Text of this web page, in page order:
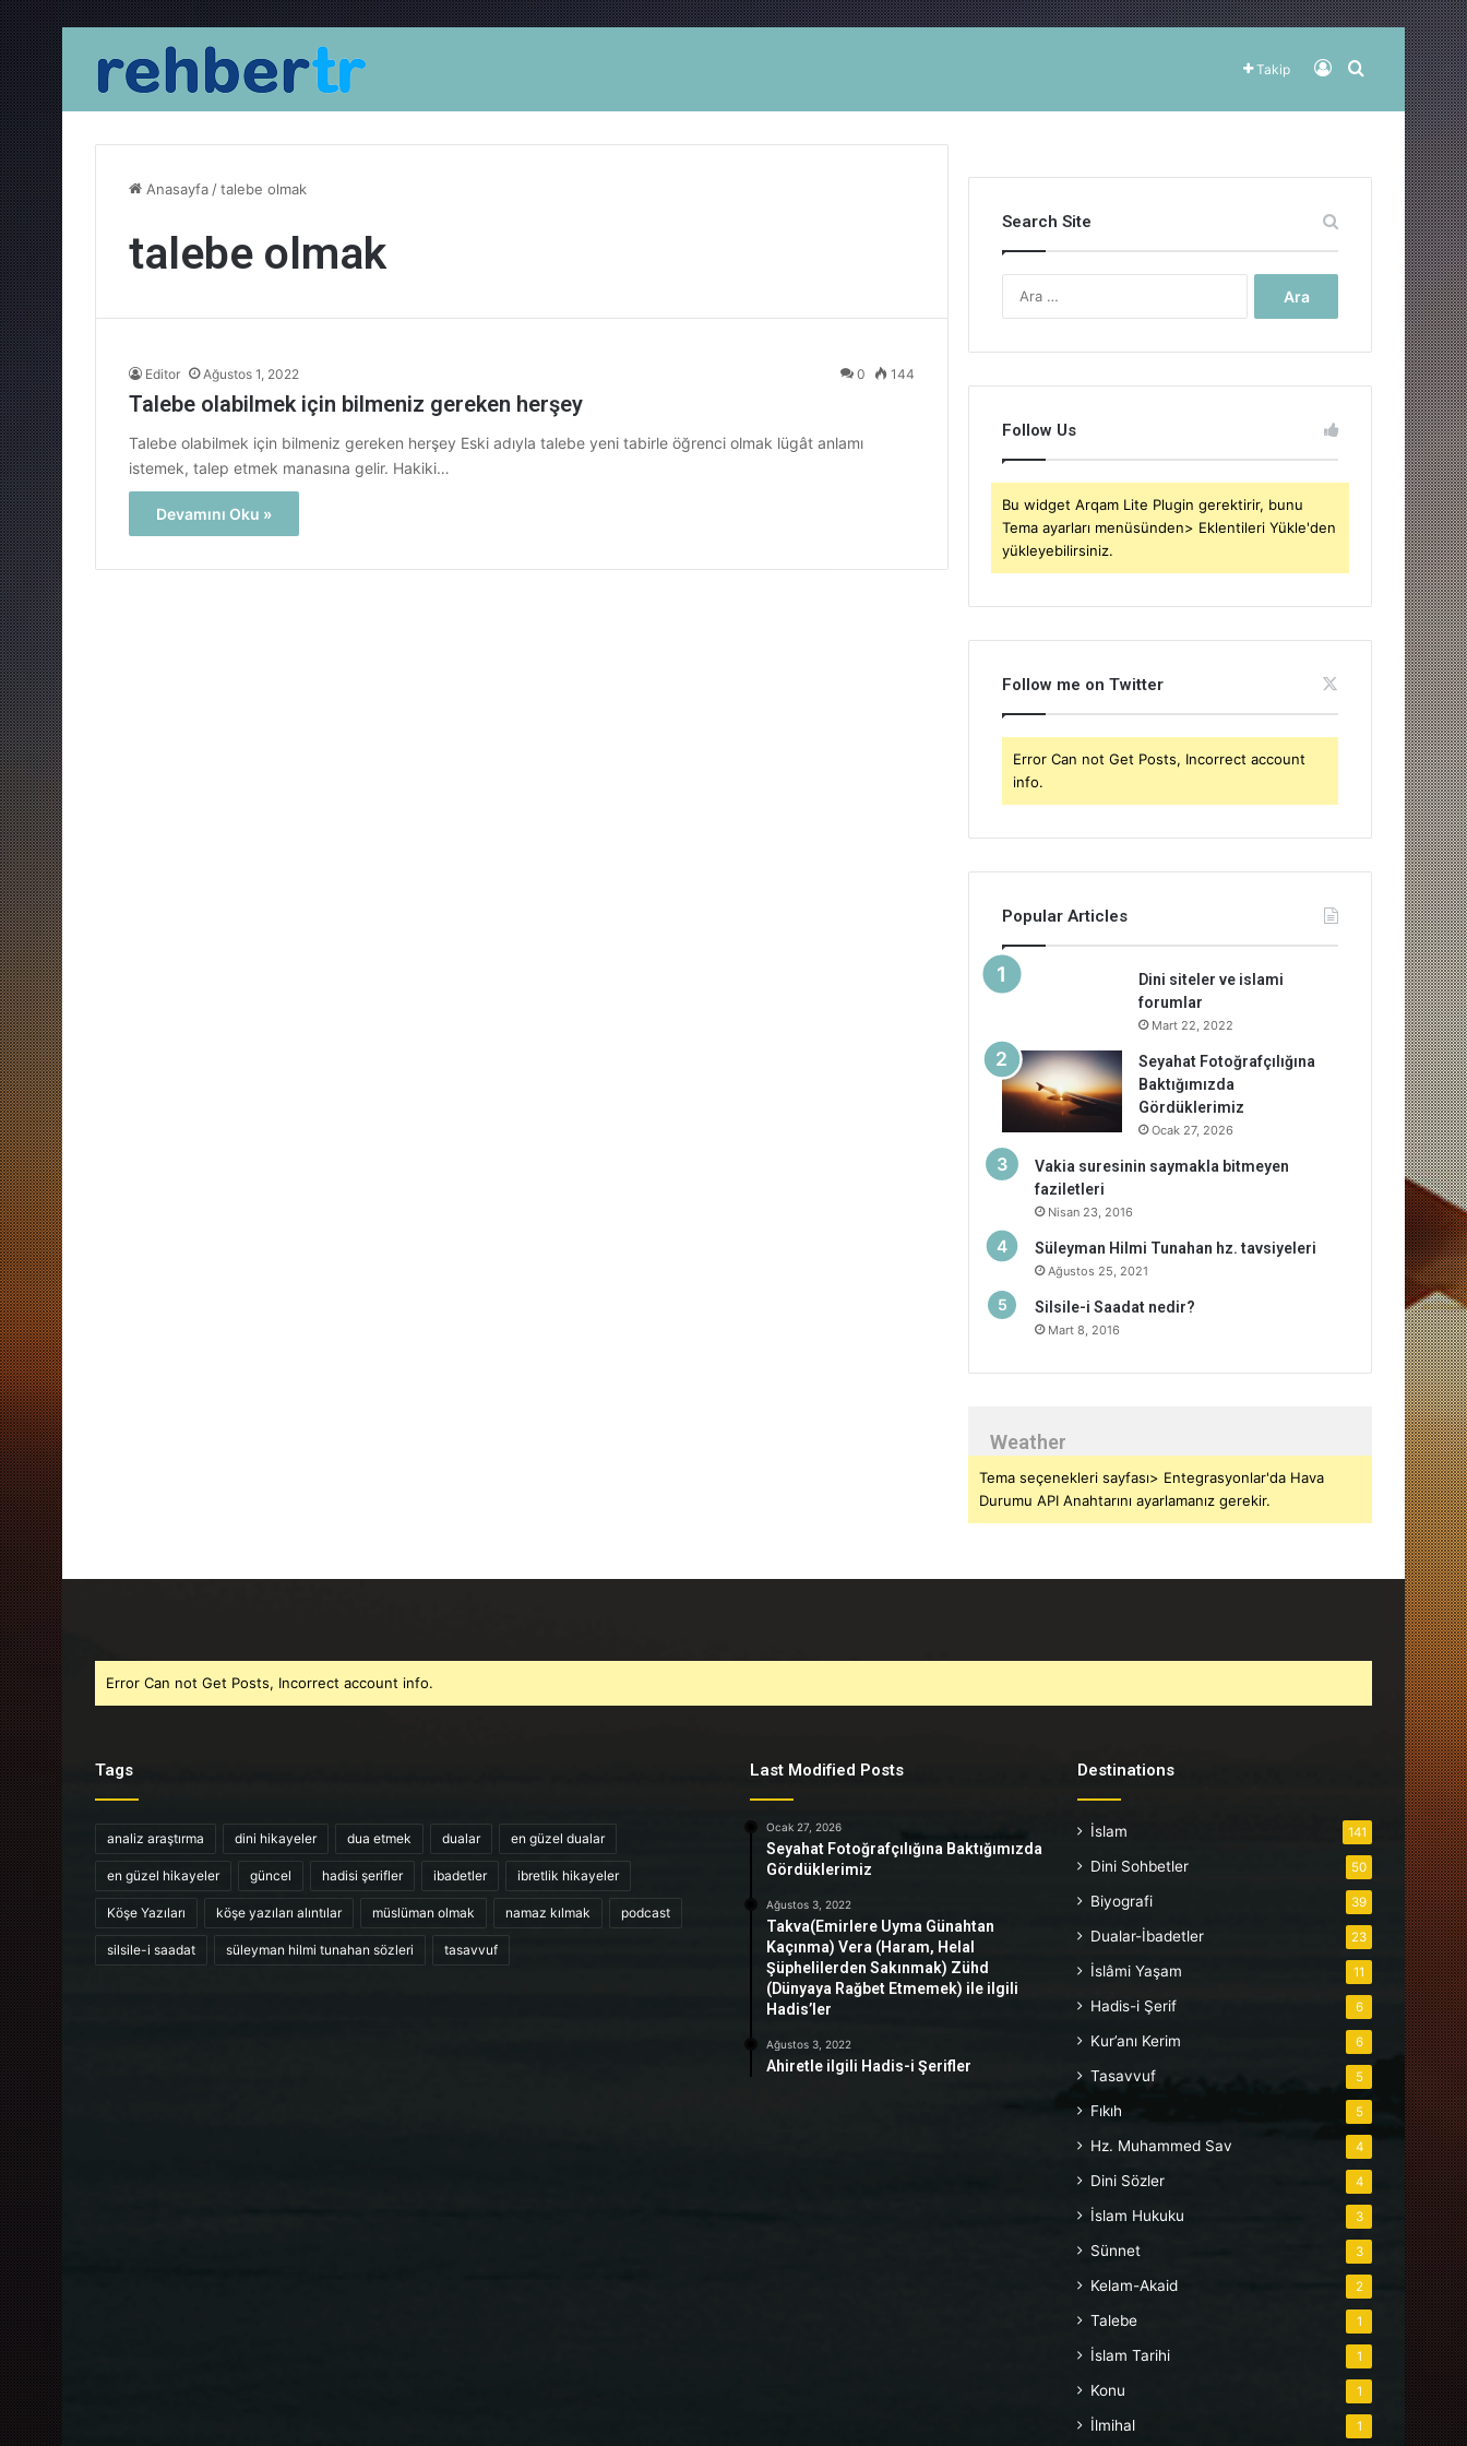
Takip Kayıt OlArama yap
Anasayfa /talebe olmak
talebe olmak
Editor Ağustos 1, 2022 0 144
Talebe olabilmek için bilmeniz gereken herşey
Talebe olabilmek için bilmeniz gereken herşey Eski adıyla talebe yeni tabirle öğrenci olmak lügât anlamı
istemek, talep etmek manasına gelir. Hakiki…
Devamını Oku »
Search Site
Follow Us
Bu widget Arqam Lite Plugin gerektirir, bunu
Tema ayarları menüsünden> Eklentileri Yükle'den
yükleyebilirsiniz.
Follow me on Twitter
Error Can not Get Posts, Incorrect account
info.
Popular Articles
Dini siteler ve islami
forumlar
Mart 22, 2022
Seyahat Fotoğrafçılığına
Baktığımızda
Gördüklerimiz
Ocak 27, 2026
Vakia suresinin saymakla bitmeyen
faziletleri
Nisan 23, 2016
Süleyman Hilmi Tunahan hz. tavsiyeleri
Ağustos 25, 2021
Silsile-i Saadat nedir?
Mart 8, 2016
Weather
Tema seçenekleri sayfası> Entegrasyonlar'da Hava
Durumu API Anahtarını ayarlamanız gerekir.
Error Can not Get Posts, Incorrect account info.
Tags
analiz araştırma dini hikayeler dua etmek dualar en güzel dualar
en güzel hikayeler güncel hadisi şerifler ibadetler ibretlik hikayeler
Köşe Yazıları köşe yazıları alıntılar müslüman olmak namaz kılmak podcast
silsile-i saadat süleyman hilmi tunahan sözleri tasavvuf
Last Modified Posts
Ocak 27, 2026
Seyahat Fotoğrafçılığına Baktığımızda
Gördüklerimiz
Ağustos 3, 2022
Takva(Emirlere Uyma Günahtan
Kaçınma) Vera (Haram, Helal
Şüphelilerden Sakınmak) Zühd
(Dünyaya Rağbet Etmemek) ile ilgili
Hadis’ler
Ağustos 3, 2022
Ahiretle ilgili Hadis-i Şerifler
Destinations
İslam 141
Dini Sohbetler 50
Biyografi 39
Dualar-İbadetler 23
İslâmi Yaşam 11
Hadis-i Şerif 6
Kur’anı Kerim 6
Tasavvuf 5
Fıkıh 5
Hz. Muhammed Sav 4
Dini Sözler 4
İslam Hukuku 3
Sünnet 3
Kelam-Akaid 2
Talebe 1
İslam Tarihi 1
Konu 1
İlmihal 1